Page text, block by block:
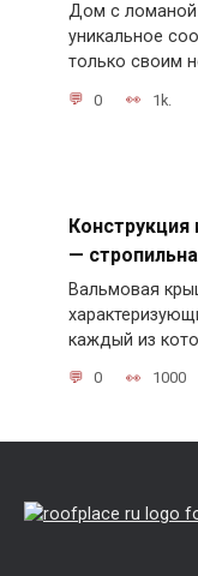
Дом с ломаной
уникальное
только своим
0 1k.
—
Вальмовая
каждый из
0 1000